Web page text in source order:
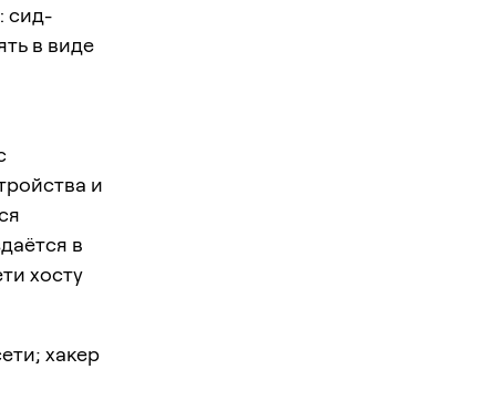
сид-
в виде
и
в
хосту
хакер